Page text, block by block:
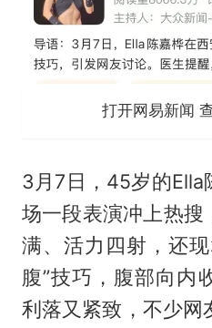
打开网易新闻
3月7日，45岁的Ella
场一段表演冲上热搜
满、活力四射，还
腹”技巧，腹部向内
利落又紧致，不少网